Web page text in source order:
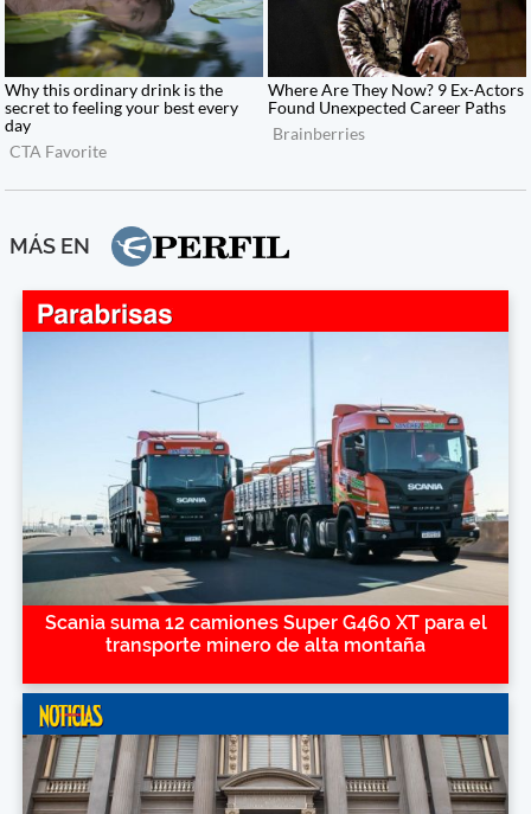
MÁS EN
Scania suma 12 camiones Super G460 XT para el
transporte minero de alta montaña